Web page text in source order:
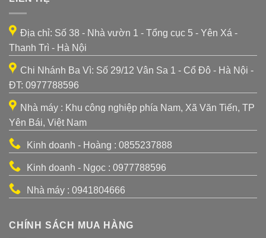
Địa chỉ: Số 38 - Nhà vườn 1 - Tổng cục 5 - Yên Xá -
Thanh Trì - Hà Nội
Chi Nhánh Ba Vì: Số 29/12 Vân Sa 1 - Cổ Đô - Hà Nội -
ĐT: 0977788596
Nhà máy : Khu công nghiệp phía Nam, Xã Văn Tiến, TP
Yên Bái, Việt Nam
Kinh doanh - Hoàng : 0855237888
Kinh doanh - Ngọc : 0977788596
Nhà máy : 0941804666
CHÍNH SÁCH MUA HÀNG